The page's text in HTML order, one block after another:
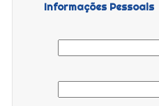
Informações Pessoais